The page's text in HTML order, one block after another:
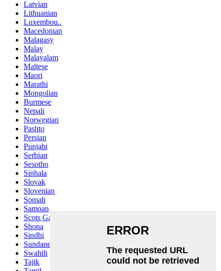
Latvian
Lithuanian
Luxembou..
Macedonian
Malagasy
Malay
Malayalam
Maltese
Maori
Marathi
Mongolian
Burmese
Nepali
Norwegian
Pashto
Persian
Punjabi
Serbian
Sesotho
Sinhala
Slovak
Slovenian
Somali
Samoan
Scots Gaelic
Shona
Sindhi
Sundanese
Swahili
Tajik